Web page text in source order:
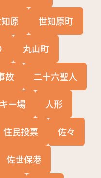
原 世知原町
丸山町
故 二十六聖人
ー場 人形
住民投票 佐々
佐世保港